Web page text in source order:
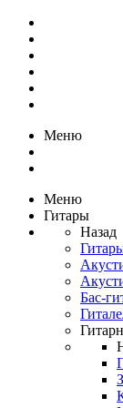
Меню
Меню
Гитары
Назад
Бас-